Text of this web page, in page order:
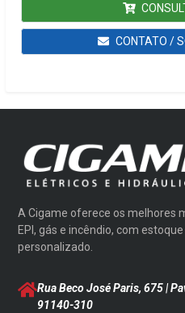
CONTATO /
A Cigame oferece os melhores
EPI, gás e incêndio, com
personalizado.
Rua Beco José Paris, 675 |
91140-310